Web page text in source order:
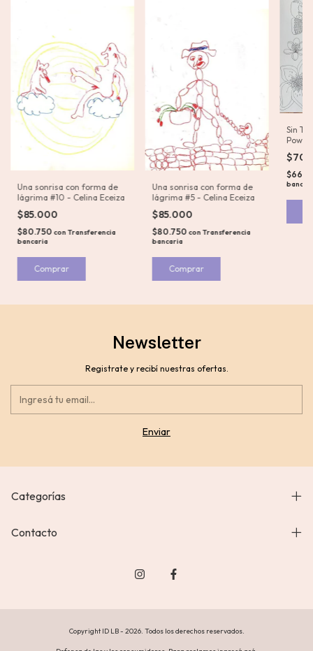
Una sonrisa con forma de
lágrima #10 - Celina Eceiza
$85.000
$80.750 con Transferencia
bancaria
Una sonrisa con forma de
lágrima #5 - Celina Eceiza
$85.000
$80.750 conTransferencia
bancaria
Sin
Newsletter
Registrate y recibí nuestras ofertas.
Categorías
Contacto
Copyright ID LB - 2026. Todos los derechos reservados.